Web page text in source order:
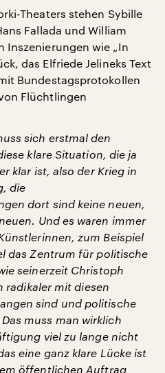
Theaters stehen Sybille
Fallada und William
Inszenierungen wie „In
das Elfriede Jelineks Text
Bundestagsprotokollen
Flüchtlingen
sich erstmal den
klare Situation, die ja
klar ist, also der Krieg in
die
dort sind keine neuen,
Und es waren immer
zum Beispiel
das Zentrum für politische
seinerzeit Christoph
radikaler mit diesen
sind und politische
muss man wirklich
viel zu lange nicht
eine ganz klare Lücke ist
öffentlichen Auftrag